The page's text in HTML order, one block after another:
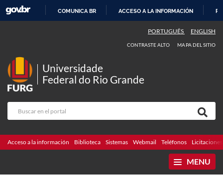
CONTENIDO
COMUNICA BR ACCESO A LA INFORMACIÓN
PORTUGUÊS ENGLISH
CONTRASTE ALTO MAPA DEL SITIO
Universidade
Federal do Rio Grande
Acceso a la información Biblioteca Sistemas Webmail Teléfonos Licitaciones
MENU